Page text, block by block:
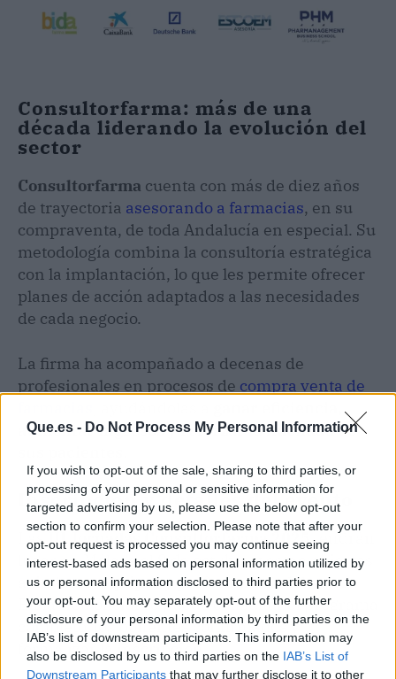
Que.es - Do Not Process My Personal Information
If you wish to opt-out of the sale, sharing to third parties, or
processing of your personal or sensitive information for
targeted advertising by us, please use the below opt-out
section to confirm your selection. Please note that after your
opt-out request is processed you may continue seeing
interest-based ads based on personal information utilized by
us or personal information disclosed to third parties prior to
your opt-out. You may separately opt-out of the further
disclosure of your personal information by third parties on the
IAB’s list of downstream participants. This information may
also be disclosed by us to third parties on the IAB’s List of
Downstream Participants that may further disclose it to other
Consultorfarma: más de una
década liderando la evolución del
sector
Consultorfarma cuenta con más de diez años
de trayectoria asesorando a farmacias, en su
compraventa, de toda Andalucía en especial. Su
metodología combina la consultoría estratégica
con la implantación, lo que les permite ofrecer
planes de acción adaptados a las necesidades
de cada negocio.
La firma ha acompañado a decenas de
profesionales en procesos de compra venta de
aumentar ingresos y reforzar la fidelidad de
Inscripción y detalles del evento
Las III Jornadas Consultorfarma 2025tendrán
lugar en Málaga el 9 de octubre y están abiertas
a titulares, equipos y profesionales del sector.
En la web oficial se puede consultar el programa
completo, los ponentes confirmados y
formalizar la inscripción.